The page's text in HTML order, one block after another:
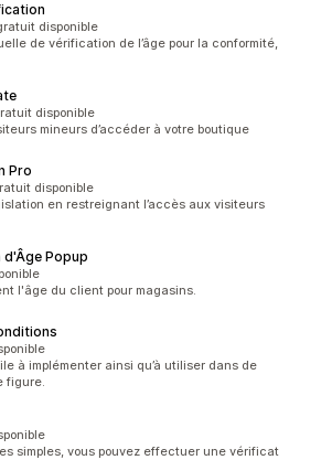
disponible
de vérification de l’âge pour la conformité,
disponible
mineurs d’accéder à votre boutique
Pro
disponible
en restreignant l’accès aux visiteurs
d'Âge Popup
l'âge du client pour magasins.
à implémenter ainsi qu’à utiliser dans de
figure.
simples, vous pouvez effectuer une vérificat